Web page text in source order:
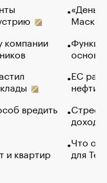
компании
вредить
и квартир
Маск в
основ
ЕС
нефти
Что
для